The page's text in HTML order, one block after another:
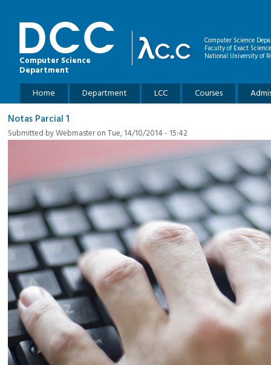
Computer Science
Department
Computer Science
Faculty of Exact
National University of
Main menu
Home Department LCC Courses
Notas Parcial 1
Submitted byWebmasteron Tue, 14/10/2014 - 15:42